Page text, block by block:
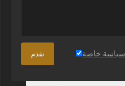
تقدم سياسة خاصة